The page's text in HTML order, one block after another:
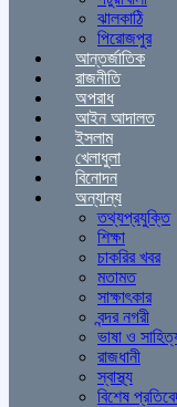
ঝালকাঠি
পিরোজপুর
আন্তর্জাতিক
রাজনীতি
অপরাধ
আইন আদালত
ইসলাম
খেলাধুলা
বিনোদন
অন্যান্য
তথ্যপ্রযুক্তি
শিক্ষা
চাকরির খবর
মতামত
সাক্ষাৎকার
বন্দর নগরী
ভাষা ও
রাজধানী
স্বাস্থ্য
বিশেষ